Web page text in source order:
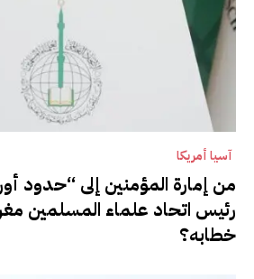
آسيا أمريكا
من إمارة المؤمنين إلى “حدود
رئيس اتحاد علماء المسلمين
خطابه؟